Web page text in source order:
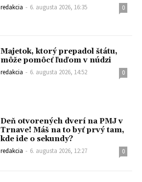
redakcia - 6. augusta 2026, 16:35 0
Majetok, ktorý prepadol štátu,
môže pomôcť ľuďom v núdzi
redakcia - 6. augusta 2026, 14:52 0
Deň otvorených dverí na PMJ v
Trnave! Máš na to byť prvý tam,
kde ide o sekundy?
redakcia - 6. augusta 2026, 12:27 0